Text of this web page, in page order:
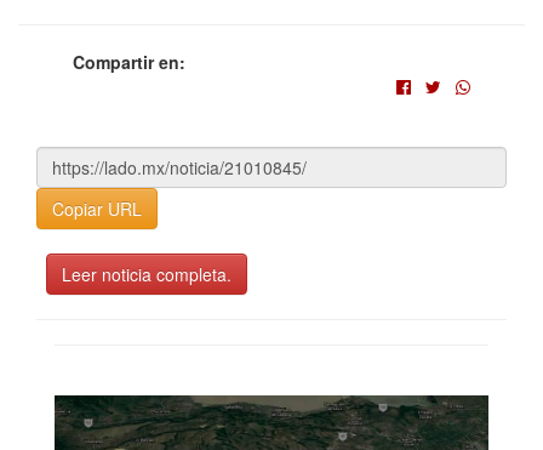
Compartir en:
Copiar URL
Leer noticia completa.